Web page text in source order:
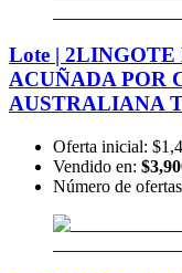
Lote | 2LINGOTE
ACUÑADA POR
AUSTRALIANA
Oferta inicial:
Vendido en:
Número de